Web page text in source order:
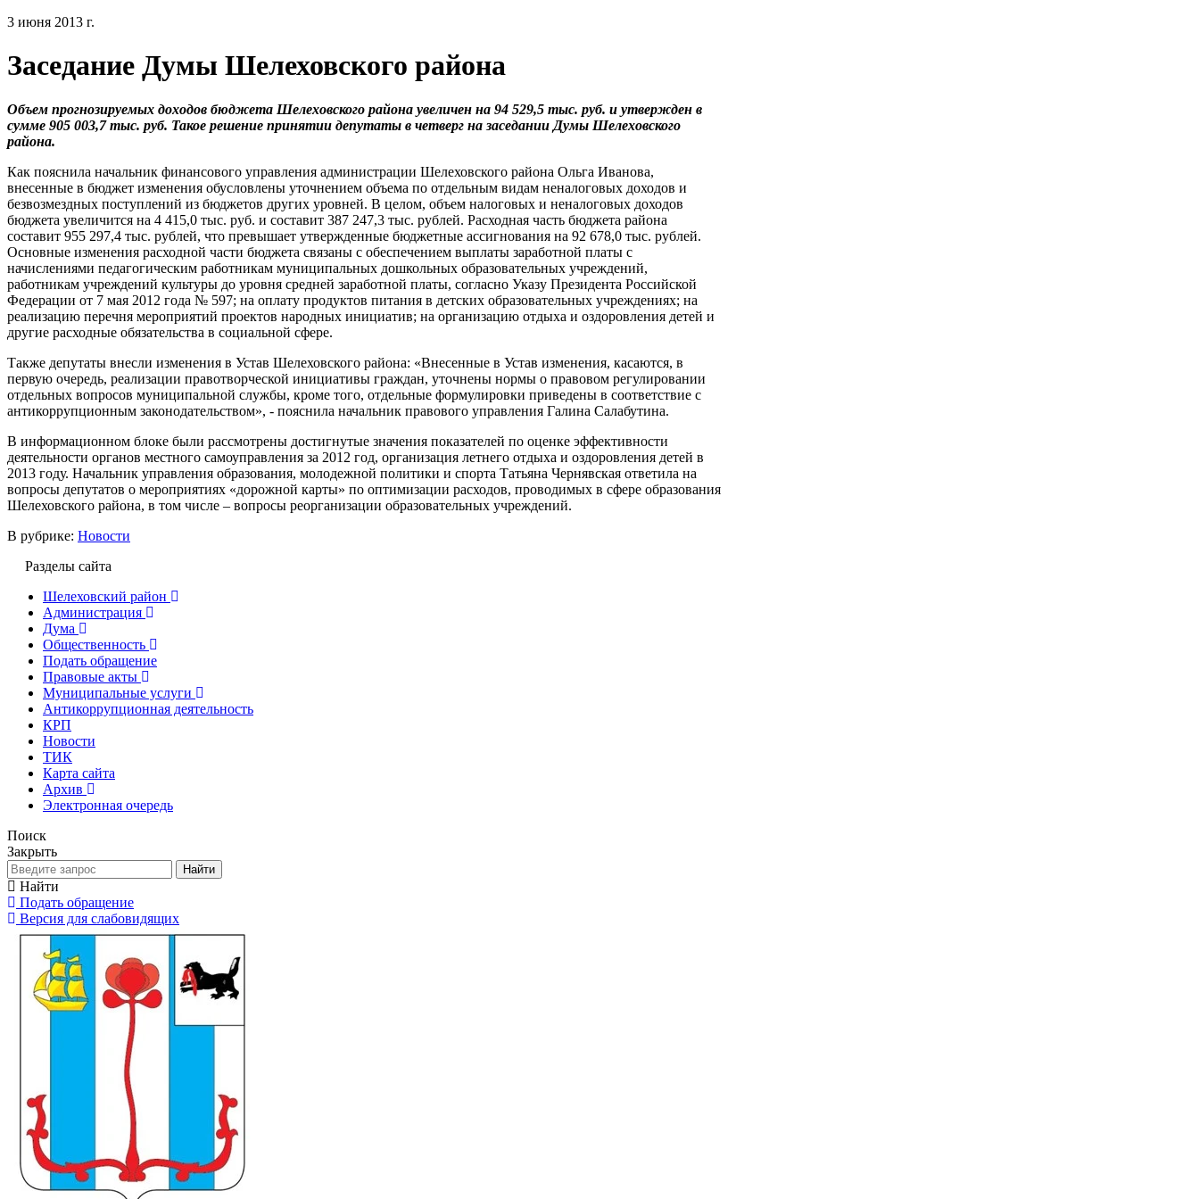
3 июня 2013 г.
Заседание Думы Шелеховского района
Объем прогнозируемых доходов бюджета Шелеховского района увеличен на 94 529,5 тыс. руб. и утвержден в
сумме 905 003,7 тыс. руб. Такое решение принятии депутаты в четверг на заседании Думы Шелеховского
района.
Как пояснила начальник финансового управления администрации Шелеховского района Ольга Иванова,
внесенные в бюджет изменения обусловлены уточнением объема по отдельным видам неналоговых доходов и
безвозмездных поступлений из бюджетов других уровней. В целом, объем налоговых и неналоговых доходов
бюджета увеличится на 4 415,0 тыс. руб. и составит 387 247,3 тыс. рублей. Расходная часть бюджета района
составит 955 297,4 тыс. рублей, что превышает утвержденные бюджетные ассигнования на 92 678,0 тыс. рублей.
Основные изменения расходной части бюджета связаны с обеспечением выплаты заработной платы с
начислениями педагогическим работникам муниципальных дошкольных образовательных учреждений,
работникам учреждений культуры до уровня средней заработной платы, согласно Указу Президента Российской
Федерации от 7 мая 2012 года № 597; на оплату продуктов питания в детских образовательных учреждениях; на
реализацию перечня мероприятий проектов народных инициатив; на организацию отдыха и оздоровления детей и
другие расходные обязательства в социальной сфере.
Также депутаты внесли изменения в Устав Шелеховского района: «Внесенные в Устав изменения, касаются, в
первую очередь, реализации правотворческой инициативы граждан, уточнены нормы о правовом регулировании
отдельных вопросов муниципальной службы, кроме того, отдельные формулировки приведены в соответствие с
антикоррупционным законодательством», - пояснила начальник правового управления Галина Салабутина.
В информационном блоке были рассмотрены достигнутые значения показателей по оценке эффективности
деятельности органов местного самоуправления за 2012 год, организация летнего отдыха и оздоровления детей в
2013 году. Начальник управления образования, молодежной политики и спорта Татьяна Чернявская ответила на
вопросы депутатов о мероприятиях «дорожной карты» по оптимизации расходов, проводимых в сфере образования
Шелеховского района, в том числе – вопросы реорганизации образовательных учреждений.
В рубрике: Новости
Разделы сайта
Шелеховский район
Администрация
Дума
Общественность
Подать обращение
Правовые акты
Муниципальные услуги
Антикоррупционная деятельность
КРП
Новости
ТИК
Карта сайта
Архив
Электронная очередь
Поиск
Закрыть
Найти
Найти
Подать обращение
Версия для слабовидящих